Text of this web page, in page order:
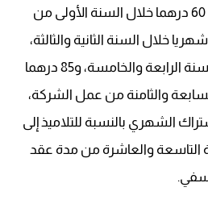
خلال تعريفة شهرية تبلغ 60 درهما خلال السنة الأولى من
و70 درهما شهريا خلال السنة الثانية والثالثة،
و75 درهما شهريا خلال السنة الرابعة والخامسة، و85 درهما
والثامنة من عمل الشركة،
الشهري بالنسبة للتلاميذ إلى
التاسعة والعاشرة من مدة عقد